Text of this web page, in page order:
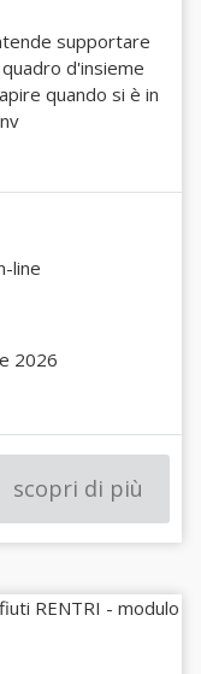
supportare
d'insieme
quando si è in
line
2026
scopri di più